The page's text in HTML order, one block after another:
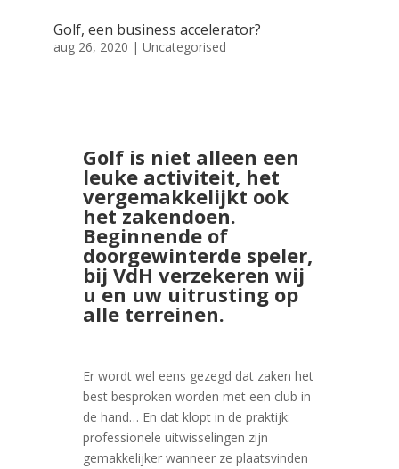
Golf, een business accelerator?
aug 26, 2020 | Uncategorised
Golf is niet alleen een
leuke activiteit, het
vergemakkelijkt ook
het zakendoen.
Beginnende of
doorgewinterde speler,
bij VdH verzekeren wij
u en uw uitrusting op
alle terreinen.
Er wordt wel eens gezegd dat zaken het
best besproken worden met een club in
de hand… En dat klopt in de praktijk:
professionele uitwisselingen zijn
gemakkelijker wanneer ze plaatsvinden